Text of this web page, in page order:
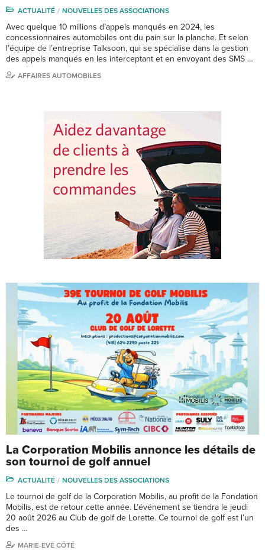
ACTUALITÉ NOUVELLES DES ASSOCIATIONS
Avec quelque 10 millions d’appels manqués en 2024, les
concessionnaires automobiles ont du pain sur la planche. Et selon
l’équipe de l’entreprise Talksoon, qui se spécialise dans la gestion
des appels manqués en les interceptant et en envoyant des SMS …
AFFAIRES AUTOMOBILES
La Corporation Mobilis annonce les détails de
son tournoi de golf annuel
ACTUALITÉ NOUVELLES DES ASSOCIATIONS
Le tournoi de golf de la Corporation Mobilis, au profit de la Fondation
Mobilis, est de retour cette année. L’événement se tiendra le jeudi
20 août 2026 au Club de golf de Lorette. Ce tournoi de golf est l’un
des …
MARIE-EVE CÔTÉ